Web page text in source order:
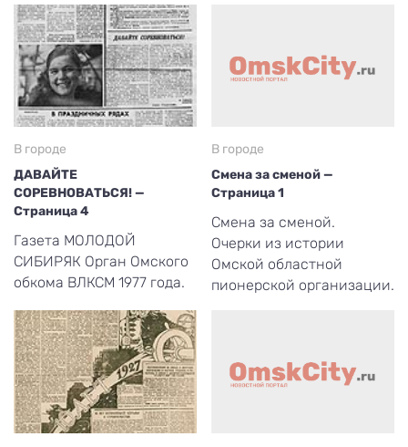
В городе
ДАВАЙТЕ
СОРЕВНОВАТЬСЯ! —
Страница 4
Газета МОЛОДОЙ
СИБИРЯК Орган Омского
обкома ВЛКСМ 1977 года.
В городе
Смена за сменой —
Страница 1
Смена за сменой.
Очерки из истории
Омской областной
пионерской организации.